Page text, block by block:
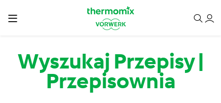
Wyszukaj Przepisy |
Przepisownia